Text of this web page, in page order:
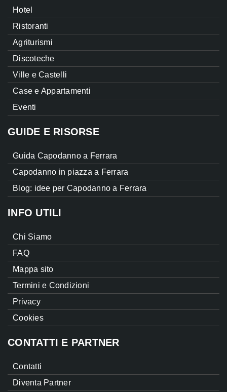
Hotel
Ristoranti
Agriturismi
Discoteche
Ville e Castelli
Case e Appartamenti
Eventi
GUIDE E RISORSE
Guida Capodanno a Ferrara
Capodanno in piazza a Ferrara
Blog: idee per Capodanno a Ferrara
INFO UTILI
Chi Siamo
FAQ
Mappa sito
Termini e Condizioni
Privacy
Cookies
CONTATTI E PARTNER
Contatti
Diventa Partner